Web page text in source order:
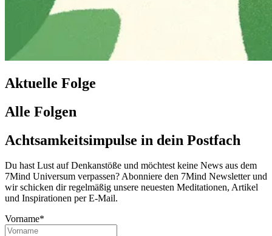
Aktuelle Folge
Alle Folgen
Achtsamkeitsimpulse in dein Postfach
Du hast Lust auf Denkanstöße und möchtest keine News aus dem
7Mind Universum verpassen? Abon­niere den 7Mind News­let­ter und
wir schicken dir regelmäßig unsere neuesten Meditationen, Artikel
und Inspirationen per E-Mail.
Vorname*